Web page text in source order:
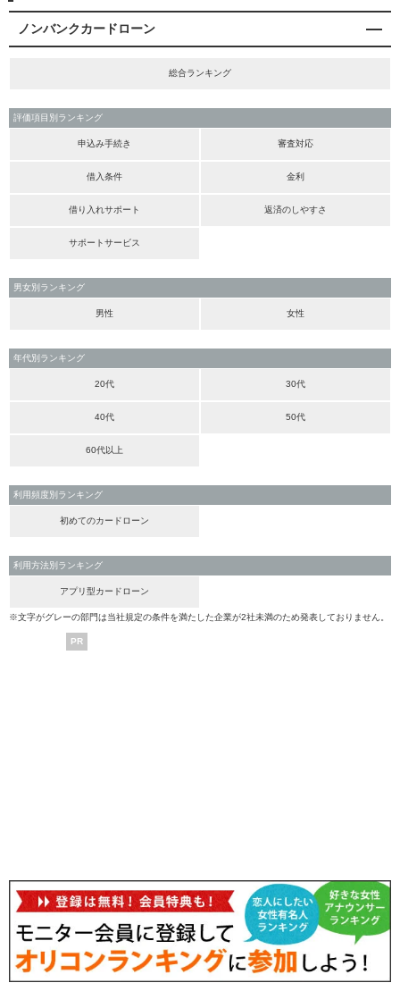
ノンバンクカードローン
総合ランキング
評価項目別ランキング
申込み手続き 審査対応
借入条件 金利
借り入れサポート 返済のしやすさ
サポートサービス
男女別ランキング
男性 女性
年代別ランキング
20代 30代
40代 50代
60代以上
利用頻度別ランキング
初めてのカードローン
利用方法別ランキング
アプリ型カードローン
※文字がグレーの部門は当社規定の条件を満たした企業が2社未満のため発表しておりません。
PR